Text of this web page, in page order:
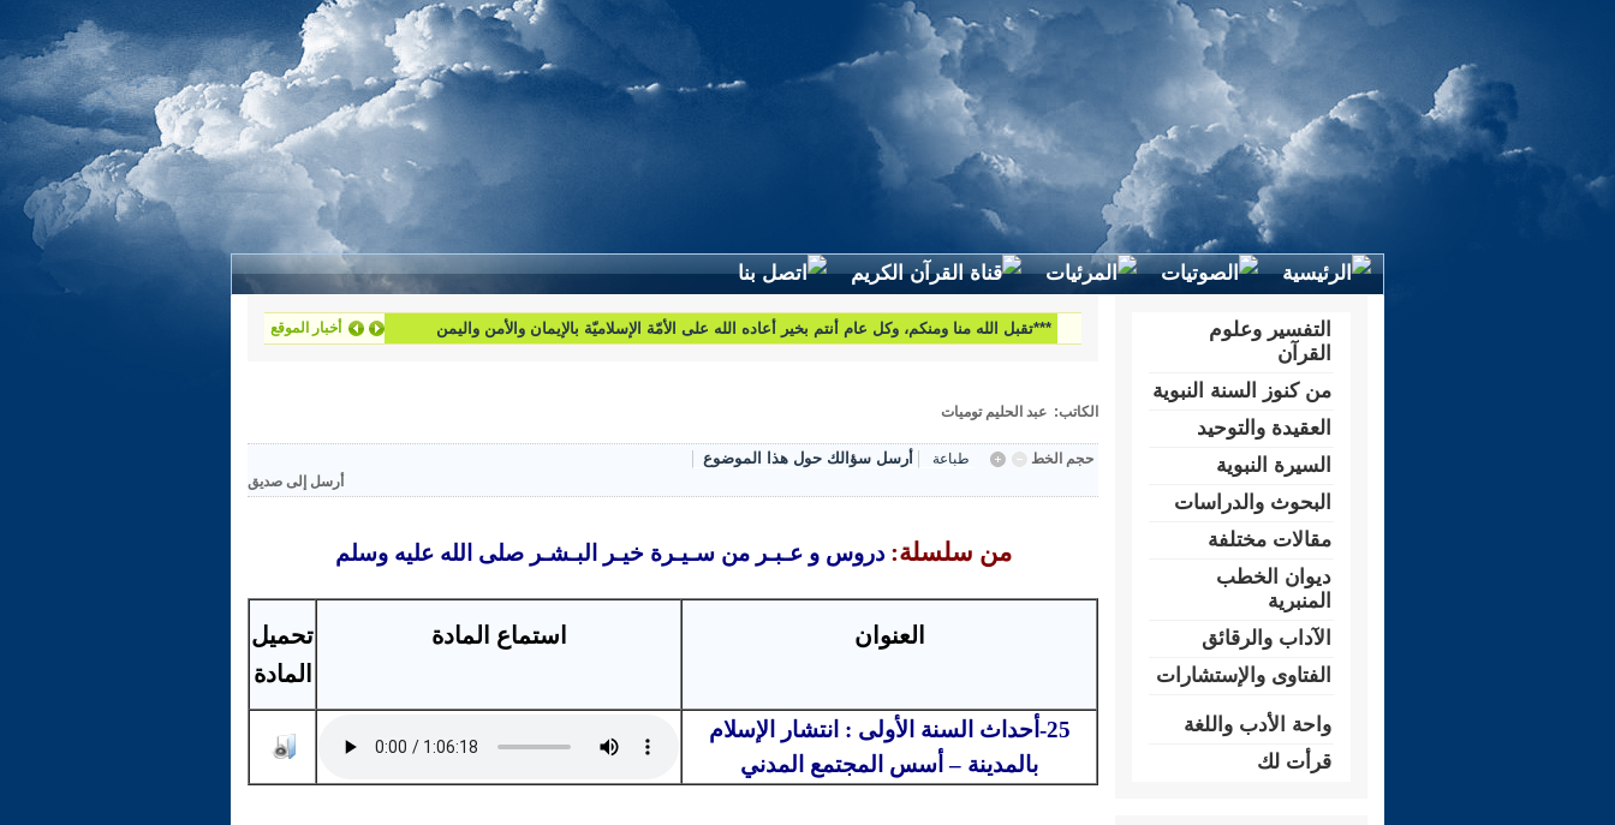
أخبار الموقع
***تقبل الله منا ومنكم، وكل عام أنتم بخير أعاده الله على الأمّة الإسلاميّة بالإيمان والأمن واليمن
الكاتب: عبد الحليم توميات
حجم الخط طباعة أرسل سؤالك حول هذا الموضوع
أرسل إلى صديق
من سلسلة:دروس و عـبـر من سـيـرة خيـر البـشـر صلى الله عليه وسلم
العنوان استماع المادة
تحميل
المادة
25-أحداث السنة الأولى : انتشار الإسلام
بالمدينة – أسس المجتمع المدني
التفسير وعلوم
القرآن
من كنوز السنة النبوية
العقيدة والتوحيد
السيرة النبوية
البحوث والدراسات
مقالات مختلفة
ديوان الخطب
المنبرية
الآداب والرقائق
الفتاوى والإستشارات
واحة الأدب واللغة
قرأت لك